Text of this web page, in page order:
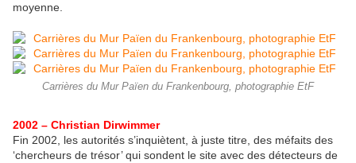
moyenne.
Carrières du Mur Païen du Frankenbourg, photographie EtF
2002 – Christian Dirwimmer
Fin 2002, les autorités s’inquiètent, à juste titre, des méfaits des
‘chercheurs de trésor’ qui sondent le site avec des détecteurs de